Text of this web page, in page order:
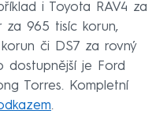
i Toyota RAV4 za
za 965 tisíc korun,
či DS7 za rovný
dostupnější je Ford
Torres. Kompletní
.